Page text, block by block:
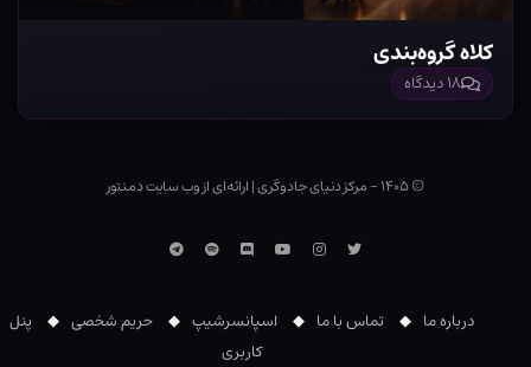
کلاه گروه‌بندی
۱۸ دیدگاه
© ۱۴۰۵ - مرکز دنیای جادوگری |ارائه‌ای از وب ‌سایت دمنتور
توییتراینستاگرام
یوتوبDiscordاسپاتیفایتلگرام
درباره ما تماس با ما اسپانسرشیپ حریم شخصی
پنل
کاربری